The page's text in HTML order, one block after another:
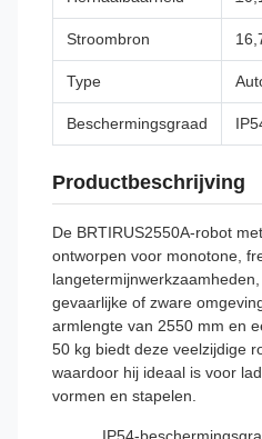
Stroombron
Type
Beschermingsgraad
Productbeschrijving
De BRTIRUS2550A-robot
ontworpen voor monotone,
gevaarlijke of zware
armlengte van 2550 mm en
50 kg biedt deze veelzijdige
waardoor hij ideaal is voor
vormen en stapelen.